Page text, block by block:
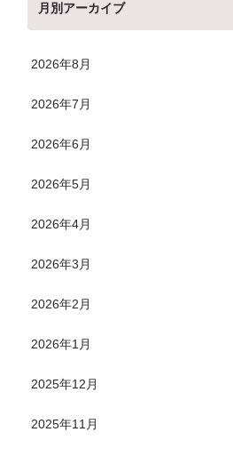
月別アーカイブ
2026年8月
2026年7月
2026年6月
2026年5月
2026年4月
2026年3月
2026年2月
2026年1月
2025年12月
2025年11月